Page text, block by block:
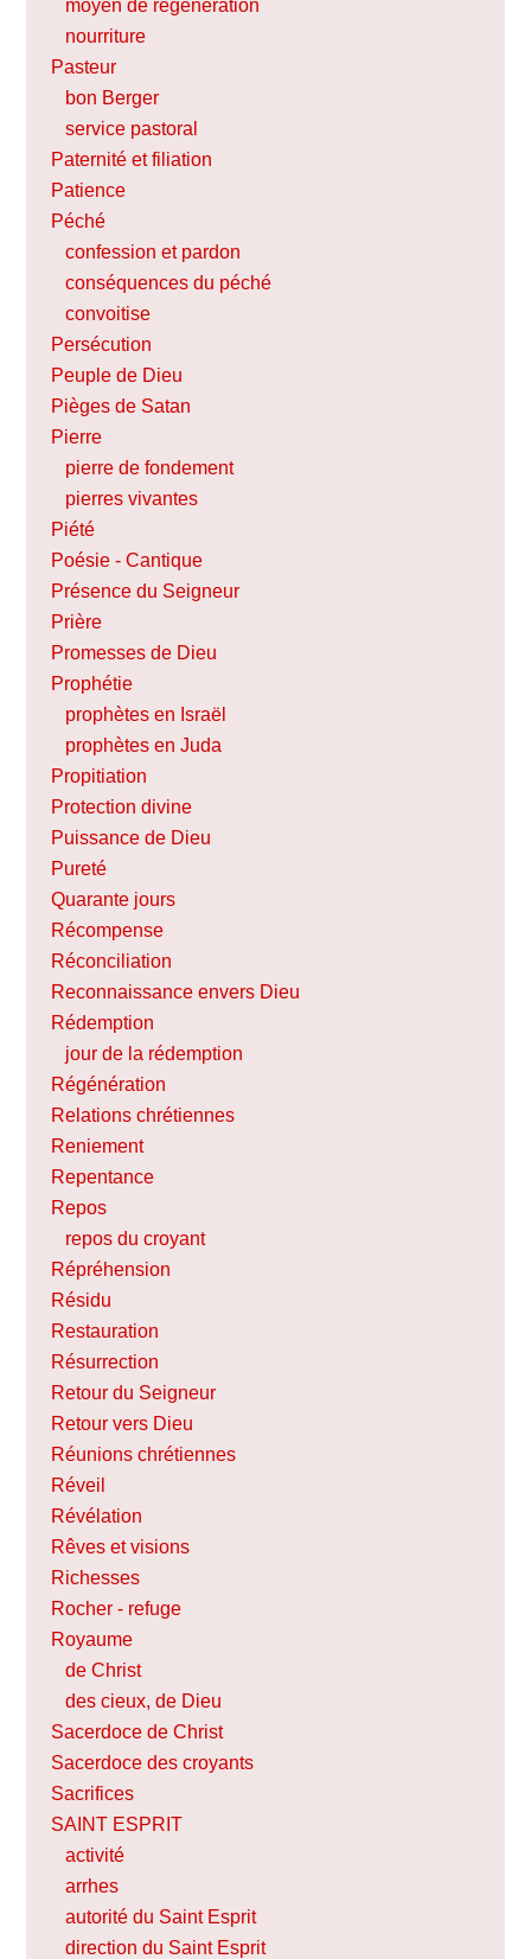
moyen de régénération
nourriture
Pasteur
bon Berger
service pastoral
Paternité et filiation
Patience
Péché
confession et pardon
conséquences du péché
convoitise
Persécution
Peuple de Dieu
Pièges de Satan
Pierre
pierre de fondement
pierres vivantes
Piété
Poésie - Cantique
Présence du Seigneur
Prière
Promesses de Dieu
Prophétie
prophètes en Israël
prophètes en Juda
Propitiation
Protection divine
Puissance de Dieu
Pureté
Quarante jours
Récompense
Réconciliation
Reconnaissance envers Dieu
Rédemption
jour de la rédemption
Régénération
Relations chrétiennes
Reniement
Repentance
Repos
repos du croyant
Répréhension
Résidu
Restauration
Résurrection
Retour du Seigneur
Retour vers Dieu
Réunions chrétiennes
Réveil
Révélation
Rêves et visions
Richesses
Rocher - refuge
Royaume
de Christ
des cieux, de Dieu
Sacerdoce de Christ
Sacerdoce des croyants
Sacrifices
SAINT ESPRIT
activité
arrhes
autorité du Saint Esprit
direction du Saint Esprit